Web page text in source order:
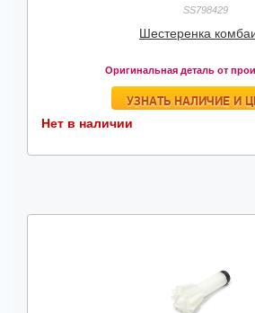
SS798429
Шестеренка
Оригинальная деталь от
УЗНАТЬ НАЛИЧИЕ И
Нет в наличии